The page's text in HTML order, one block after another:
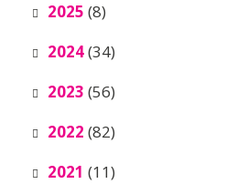
2025 (8)
2024(34)
2023 (56)
2022 (82)
2021 (11)